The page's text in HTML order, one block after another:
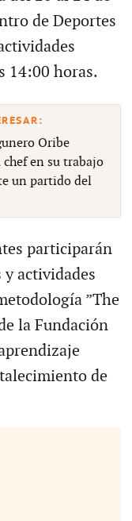
de Deportes
14:00 horas.
Oribe
en su trabajo
un partido del
participarán
actividades
”The
la Fundación
de